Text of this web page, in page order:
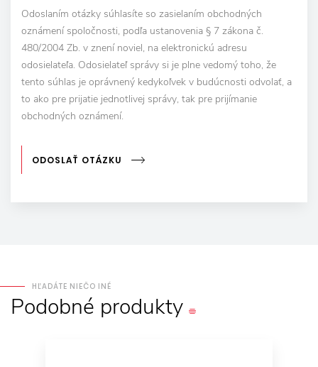
Odoslaním otázky súhlasíte so zasielaním obchodných
oznámení spoločnosti, podľa ustanovenia § 7 zákona č.
480/2004 Zb. v znení noviel, na elektronickú adresu
odosielateľa. Odosielateľ správy si je plne vedomý toho, že
tento súhlas je oprávnený kedykoľvek v budúcnosti odvolať, a
to ako pre prijatie jednotlivej správy, tak pre prijímanie
obchodných oznámení.
ODOSLAŤ OTÁZKU
HĽADÁTE NIEČO INÉ
Podobné produkty